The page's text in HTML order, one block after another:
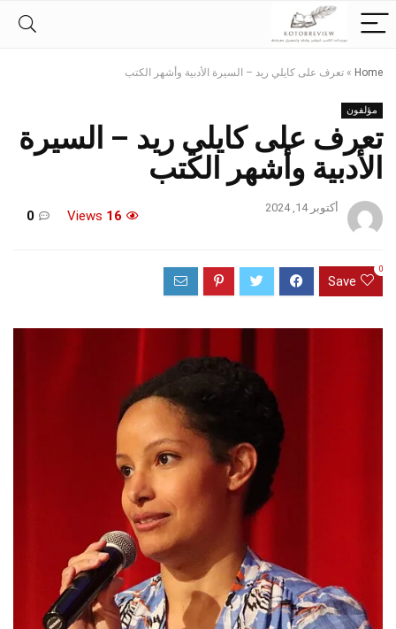
Home
» تعرف على كايلي ريد – السيرة الأدبية وأشهر الكتب
مؤلفون
تعرف على كايلي ريد – السيرة
الأدبية وأشهر الكتب
أكتوبر 14, 2024
16
0
Save
0